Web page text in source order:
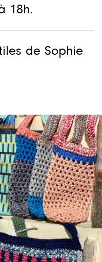
18h.
de Sophie